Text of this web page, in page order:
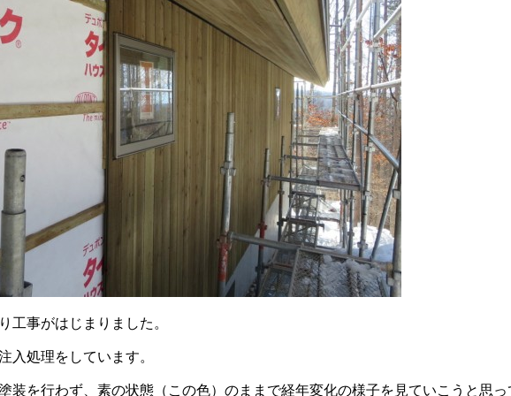
工事がはじまりました。
入処理をしています。
装を行わず、素の状態（この色）のままで経年変化の様子を見ていこうと思っ